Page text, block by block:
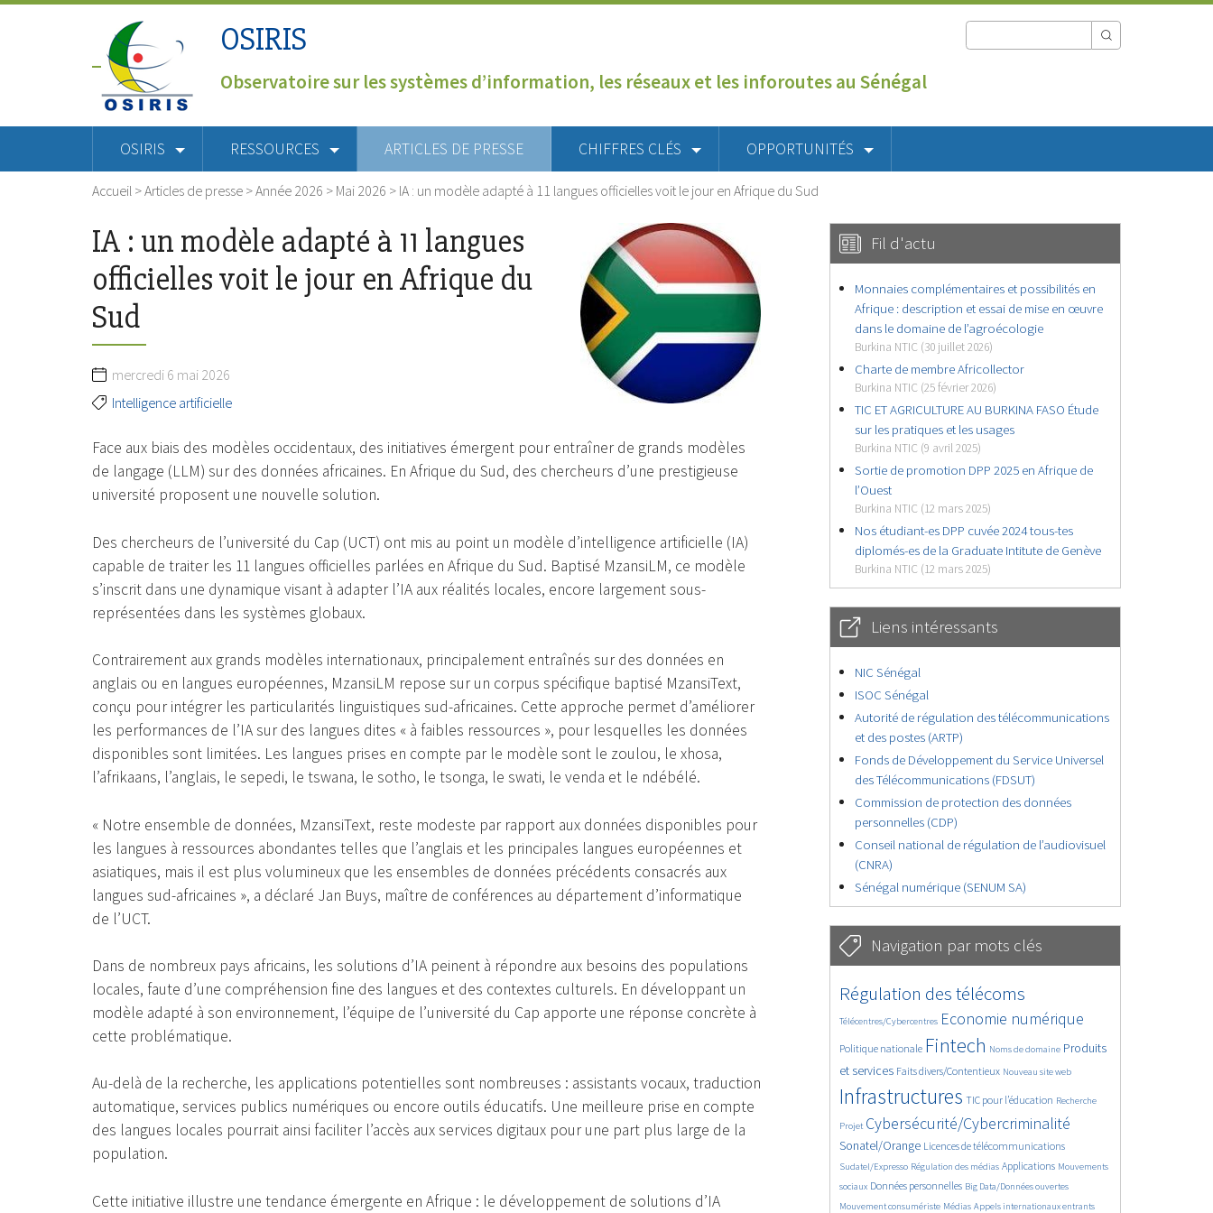
OSIRIS
Observatoire sur les systèmes d’information, les réseaux et les inforoutes au Sénégal
OSIRIS RESSOURCES ARTICLES DE PRESSE CHIFFRES CLÉS OPPORTUNITÉS
Accueil >Articles de presse >Année 2026 > Mai 2026 > IA : un modèle adapté à 11 langues officielles voit le jour en Afrique du Sud
IA : un modèle adapté à 11 langues
officielles voit le jour en Afrique du
Sud
mercredi 6 mai 2026
Intelligence artificielle
Face aux biais des modèles occidentaux, des initiatives émergent pour entraîner de grands modèles
de langage (LLM) sur des données africaines. En Afrique du Sud, des chercheurs d’une prestigieuse
université proposent une nouvelle solution.
Des chercheurs de l’université du Cap (UCT) ont mis au point un modèle d’intelligence artificielle (IA)
capable de traiter les 11 langues officielles parlées en Afrique du Sud. Baptisé MzansiLM, ce modèle
s’inscrit dans une dynamique visant à adapter l’IA aux réalités locales, encore largement sous-
représentées dans les systèmes globaux.
Contrairement aux grands modèles internationaux, principalement entraînés sur des données en
anglais ou en langues européennes, MzansiLM repose sur un corpus spécifique baptisé MzansiText,
conçu pour intégrer les particularités linguistiques sud-africaines. Cette approche permet d’améliorer
les performances de l’IA sur des langues dites « à faibles ressources », pour lesquelles les données
disponibles sont limitées. Les langues prises en compte par le modèle sont le zoulou, le xhosa,
l’afrikaans, l’anglais, le sepedi, le tswana, le sotho, le tsonga, le swati, le venda et le ndébélé.
« Notre ensemble de données, MzansiText, reste modeste par rapport aux données disponibles pour
les langues à ressources abondantes telles que l’anglais et les principales langues européennes et
asiatiques, mais il est plus volumineux que les ensembles de données précédents consacrés aux
langues sud-africaines », a déclaré Jan Buys, maître de conférences au département d’informatique
de l’UCT.
Dans de nombreux pays africains, les solutions d’IA peinent à répondre aux besoins des populations
locales, faute d’une compréhension fine des langues et des contextes culturels. En développant un
modèle adapté à son environnement, l’équipe de l’université du Cap apporte une réponse concrète à
cette problématique.
Au-delà de la recherche, les applications potentielles sont nombreuses : assistants vocaux, traduction
automatique, services publics numériques ou encore outils éducatifs. Une meilleure prise en compte
des langues locales pourrait ainsi faciliter l’accès aux services digitaux pour une part plus large de la
population.
Cette initiative illustre une tendance émergente en Afrique : le développement de solutions d’IA
Fil d'actu
Monnaies complémentaires et possibilités en
Afrique : description et essai de mise en œuvre
dans le domaine de l’agroécologie
Burkina NTIC (30 juillet 2026)
Charte de membre Africollector
Burkina NTIC (25 février 2026)
TIC ET AGRICULTURE AU BURKINA FASO Étude
sur les pratiques et les usages
Burkina NTIC (9 avril 2025)
Sortie de promotion DPP 2025 en Afrique de
l’Ouest
Burkina NTIC (12 mars 2025)
Nos étudiant-es DPP cuvée 2024 tous-tes
diplomés-es de la Graduate Intitute de Genève
Burkina NTIC (12 mars 2025)
Liens intéressants
NIC Sénégal
ISOC Sénégal
Autorité de régulation des télécommunications
et des postes (ARTP)
Fonds de Développement du Service Universel
des Télécommunications (FDSUT)
Commission de protection des données
personnelles (CDP)
Conseil national de régulation de l’audiovisuel
(CNRA)
Sénégal numérique (SENUM SA)
Navigation par mots clés
4651/5597
Régulation des télécoms
365/5597
Télécentres/Cybercentres
3739/5597 Economie numérique
1863/5597
Politique nationale
5177/5597 Fintech
687/5597
Noms de domaine
2479/5597
Produits
et services
1610/5597 Faits divers/Contentieux
851/5597 Nouveau site web
5597/5597
Infrastructures
1832/5597
TIC pour l’éducation
196/5597
Recherche
247/5597
Projet
3561/5597Cybersécurité/Cybercriminalité
2317/5597
Sonatel/Orange
1612/5597 Licences de télécommunications
302/5597
Sudatel/Expresso
1018/5597 Régulation des médias
1529/5597 Applications
1063/5597
Mouvements
sociaux
1665/5597Données personnelles
147/5597 Big Data/Données ouvertes
622/5597
Mouvement consumériste
368/5597 Médias
711/5597 Appels internationaux entrants
1760/5597